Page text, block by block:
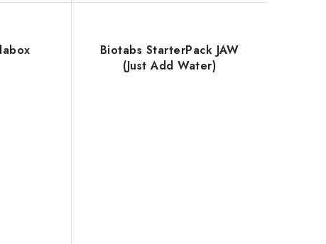
Biotabs StarterPack JAW
(Just Add Water)